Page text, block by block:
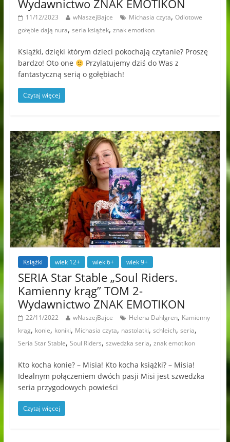
Wydawnictwo ZNAK EMOTIKON
11/12/2023 wNaszejBajce Michasia czyta, Odlotowe
gołębie dają nura, seria książek, znak emotikon
Książki, dzięki którym dzieci pokochają czytanie? Proszę
bardzo! Oto one
Przylatujemy dziś do Was z
fantastyczną serią o gołębiach!
Czytaj więcej
Książki wiek 12+ wiek 6+ wiek 9+
SERIA Star Stable „Soul Riders.
Kamienny krąg” TOM 2-
Wydawnictwo ZNAK EMOTIKON
22/11/2022 wNaszejBajce Helena Dahlgren, Kamienny
krąg, konie, koniki, Michasia czyta, nastolatki, schleich, seria,
Seria Star Stable, Soul Riders, szwedzka seria, znak emotikon
Kto kocha konie? – Misia! Kto kocha książki? – Misia!
Idealnym połączeniem dwóch pasji Misi jest szwedzka
seria przygodowych powieści
Czytaj więcej